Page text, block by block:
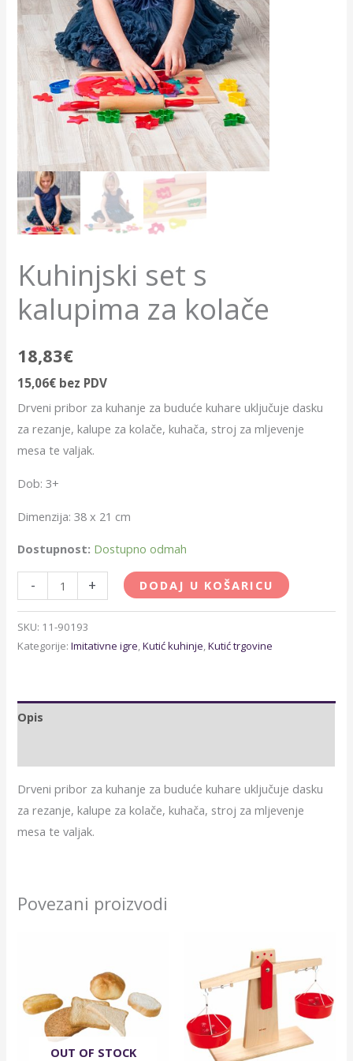
Kuhinjski set s
kalupima za kolače
18,83€
15,06€ bez PDV
Drveni pribor za kuhanje za buduće kuhare uključuje dasku
za rezanje, kalupe za kolače, kuhača, stroj za mljevenje
mesa te valjak.
Dob: 3+
Dimenzija: 38 x 21 cm
Dostupnost: Dostupno odmah
- + DODAJ U KOŠARICU
SKU: 11-90193
Kategorije:Imitativne igre,Kutić kuhinje,Kutić trgovine
Opis
Drveni pribor za kuhanje za buduće kuhare uključuje dasku
za rezanje, kalupe za kolače, kuhača, stroj za mljevenje
mesa te valjak.
Povezani proizvodi
OUT OF STOCK